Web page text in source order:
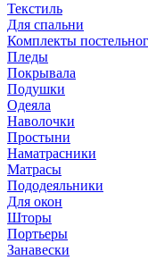
Текстиль
Для спальни
Комплекты
Пледы
Покрывала
Подушки
Одеяла
Наволочки
Простыни
Наматрасники
Матрасы
Пододеяльники
Для окон
Шторы
Портьеры
Занавески